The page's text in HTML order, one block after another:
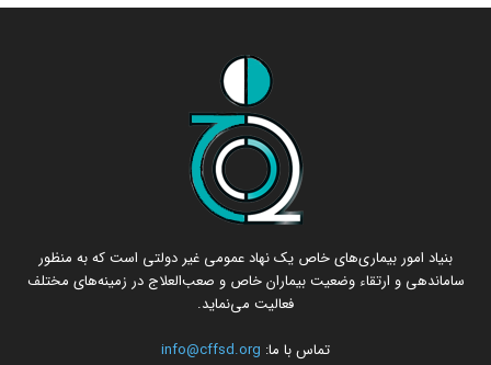
بنیاد امور بیماری‌های خاص یک نهاد عمومی غیر دولتی است که به منظور
ساماندهی و ارتقاء وضعیت بیماران خاص و صعب‌العلاج در زمینه‌های مختلف
فعالیت می‌نماید.
تماس با ما: info@cffsd.org